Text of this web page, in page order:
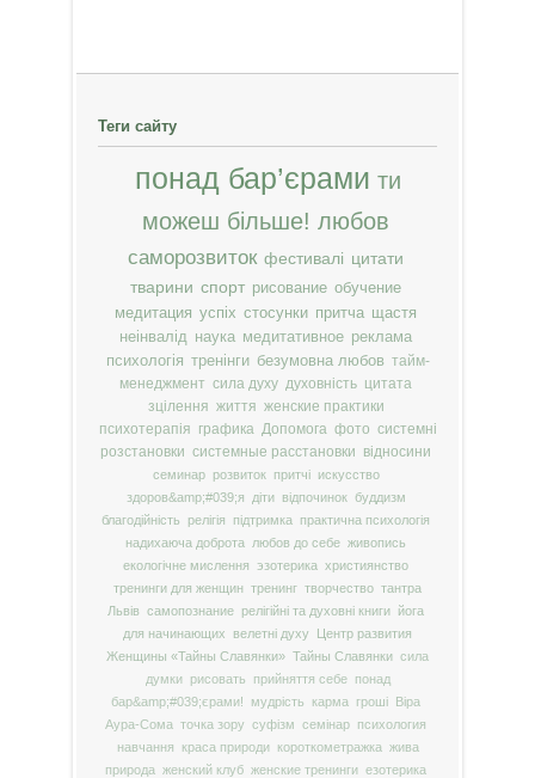
Теги сайту
понад бар’єрами ти
можеш більше! любов
саморозвиток фестивалі цитати
тварини спорт рисование обучение
медитация успіх стосунки притча щастя
неінвалід наука медитативное реклама
психологія тренінги безумовна любов тайм-
менеджмент сила духу духовність цитата
зцілення життя женские практики
психотерапія графика Допомога фото системні
розстановки системные расстановки відносини
семинар розвиток притчі
искусство
здоров&amp;#039;я
діти відпочинок буддизм
благодійність
релігія підтримка
практична психологія
надихаюча доброта
любов до себе живопись
екологічне мислення
эзотерика християнство
тренинги для женщин тренинг творчество тантра
Львів самопознание релігійні та духовні книги йога
для начинающих
велетні духу
Центр развития
Женщины «Тайны Славянки» Тайны Славянки сила
думки
рисовать прийняття себе
понад
бар&amp;#039;єрами!
мудрість карма гроші Віра
Аура-Сома точка зору суфізм семінар психология
навчання
краса природи короткометражка жива
природа женский клуб женские тренинги езотерика